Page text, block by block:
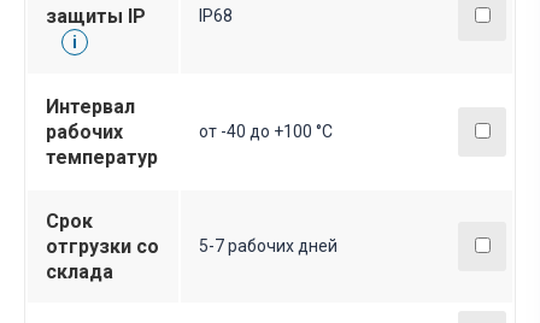
защиты IP
i
IP68
Интервал
рабочих
температур
от -40 до +100 °С
Срок
отгрузки со
склада
5-7 рабочих дней